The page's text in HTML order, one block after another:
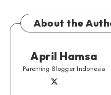
About the
April Hamsa
Parenting Blogger Indonesia